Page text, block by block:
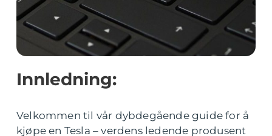
Innledning:
Velkommen til vår dybdegående guide for å
kjøpe en Tesla – verdens ledende produsent